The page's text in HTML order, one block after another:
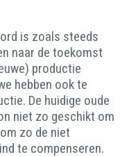
is zoals steeds
naar de toekomst
productie
hebben ook te
De huidige oude
niet zo geschikt om
zo de niet
te compenseren.